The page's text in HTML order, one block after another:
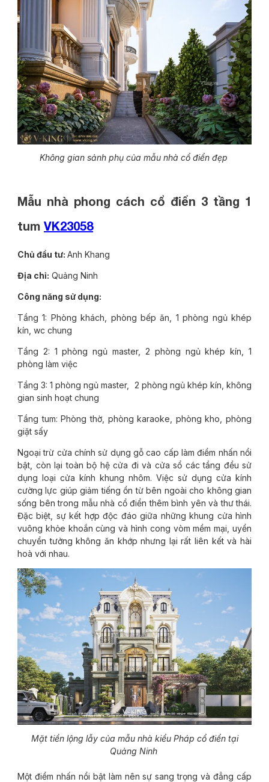
Không gian sảnh phụ của mẫu nhà cổ điển đẹp
Mẫu nhà phong cách cổ điển 3 tầng 1
tum VK23058
Chủ đầu tư: Anh Khang
Địa chỉ: Quảng Ninh
Công năng sử dụng:
Tầng 1: Phòng khách, phòng bếp ăn, 1 phòng ngủ khép
kín, wc chung
Tầng 2: 1 phòng ngủ master, 2 phòng ngủ khép kín, 1
phòng làm việc
Tầng 3: 1 phòng ngủ master, 2 phòng ngủ khép kín, không
gian sinh hoạt chung
Tầng tum: Phòng thờ, phòng karaoke, phòng kho, phòng
giặt sấy
Ngoại trừ cửa chính sử dụng gỗ cao cấp làm điểm nhấn nổi
bật, còn lại toàn bộ hệ cửa đi và cửa sổ các tầng đều sử
dụng loại cửa kính khung nhôm. Việc sử dụng cửa kính
cường lực giúp giảm tiếng ồn từ bên ngoài cho không gian
sống bên trong mẫu nhà cổ điển thêm bình yên và thư thái.
Đặc biệt, sự kết hợp độc đáo giữa những khung cửa hình
vuông khỏe khoắn cùng và hình cong vòm mềm mại, uyển
chuyển tưởng không ăn khớp nhưng lại rất liên kết và hài
hoà với nhau.
Mặt tiền lộng lẫy của mẫu nhà kiểu Pháp cổ điển tại
Quảng Ninh
Một điểm nhấn nổi bật làm nên sự sang trọng và đẳng cấp